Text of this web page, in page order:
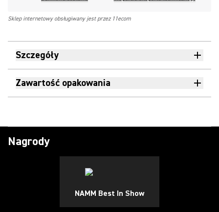
Sklep internetowy obsługiwany jest przez 11ecom
Szczegóły
Zawartość opakowania
Nagrody
NAMM Best In Show